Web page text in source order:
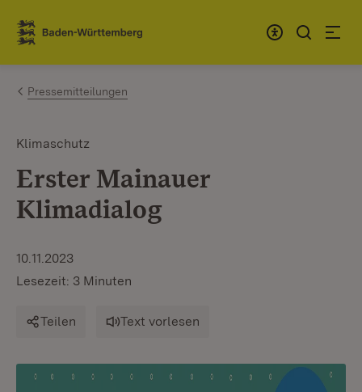
Zum Inhalt springen
Link zur Startseite
Pressemitteilungen
Klimaschutz
Erster Mainauer
Klimadialog
10.11.2023
Lesezeit: 3 Minuten
Teilen Text vorlesen